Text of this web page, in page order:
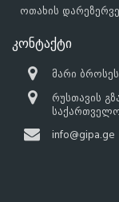
ოთახის
კონტაქტი
მარი
რუსთავის
info@gipa.ge